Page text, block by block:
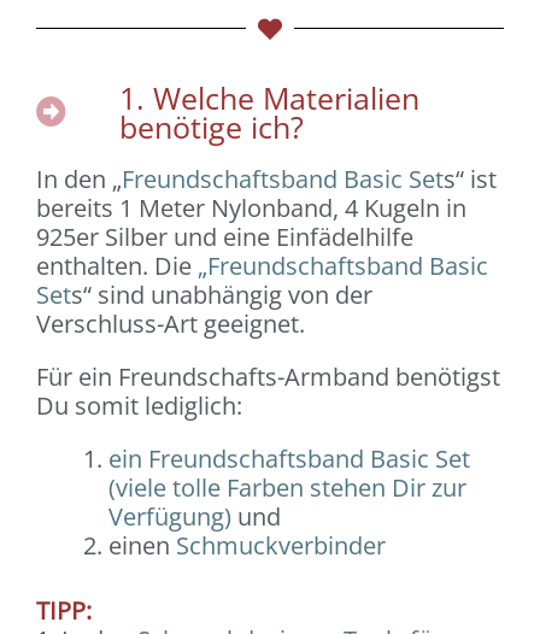
1. Welche Materialien
benötige ich?
In den „Freundschaftsband Basic Sets“ ist
bereits 1 Meter Nylonband, 4 Kugeln in
925er Silber und eine Einfädelhilfe
enthalten. Die „Freundschaftsband Basic
Sets“ sind unabhängig von der
Verschluss-Art geeignet.
Für ein Freundschafts-Armband benötigst
Du somit lediglich:
ein Freundschaftsband Basic Set
(viele tolle Farben stehen Dir zur
Verfügung) und
einen Schmuckverbinder
TIPP: